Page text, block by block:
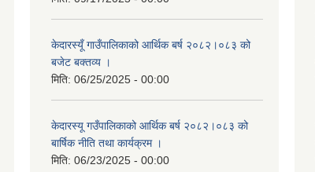
केदारस्यूँ गाउँपालिकाको आर्थिक बर्ष २०८२।०८३ को
बजेट बक्तव्य ।
मिति: 06/25/2025 - 00:00
केदारस्यू गउँपालिकाको आर्थिक बर्ष २०८२।०८३ को
बार्षिक नीति तथा कार्यक्रम ।
मिति: 06/23/2025 - 00:00